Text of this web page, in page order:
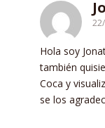
Hola soy
también
Coca y
se los